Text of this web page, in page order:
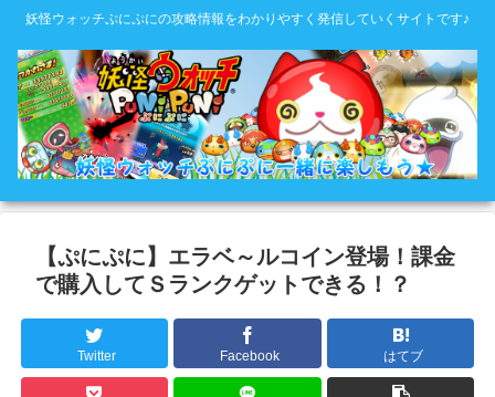
妖怪ウォッチぷにぷにの攻略情報をわかりやすく発信していくサイトです♪
【ぷにぷに】エラベ～ルコイン登場！課金
で購入してＳランクゲットできる！？
Twitter Facebook はてブ